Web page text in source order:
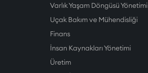
Varlık Yaşam Döngüsü Yönetimi
Uçak Bakım ve Mühendisliği
Finans
İnsan Kaynakları Yönetimi
Üretim